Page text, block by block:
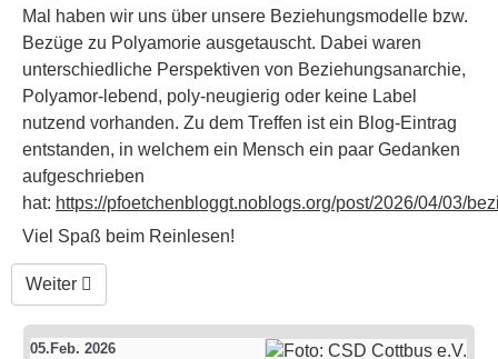
Mal haben wir uns über unsere Beziehungsmodelle bzw.
Bezüge zu Polyamorie ausgetauscht. Dabei waren
unterschiedliche Perspektiven von Beziehungsanarchie,
Polyamor-lebend, poly-neugierig oder keine Label
nutzend vorhanden. Zu dem Treffen ist ein Blog-Eintrag
entstanden, in welchem ein Mensch ein paar Gedanken
aufgeschrieben
hat: https://pfoetchenbloggt.noblogs.org/post/2026/04/03/
Viel Spaß beim Reinlesen!
Nächster Beitrag: erfolgreicher Auftakt des Poly-
Weiter
05.Feb. 2026